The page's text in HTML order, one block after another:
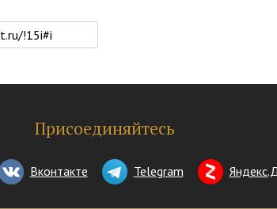
Присоединяйтесь
Вконтакте Telegram